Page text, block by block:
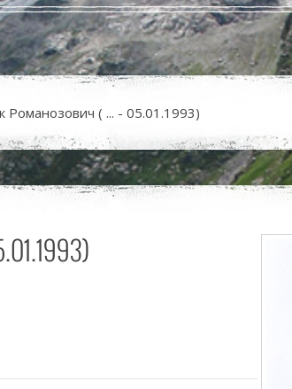
( ... - 05.01.1993)